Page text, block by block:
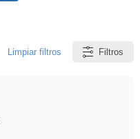
Limpiar filtros Filtros